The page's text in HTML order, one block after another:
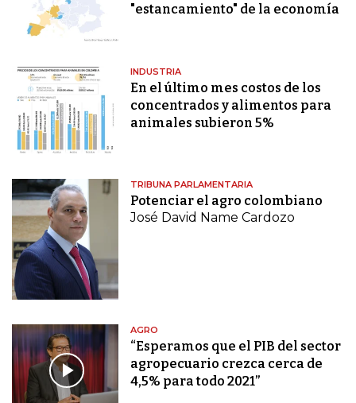
"estancamiento" de la economía
INDUSTRIA
En el último mes costos de los
concentrados y alimentos para
animales subieron 5%
TRIBUNA PARLAMENTARIA
Potenciar el agro colombiano
José David Name Cardozo
AGRO
“Esperamos que el PIB del sector
agropecuario crezca cerca de
4,5% para todo 2021”